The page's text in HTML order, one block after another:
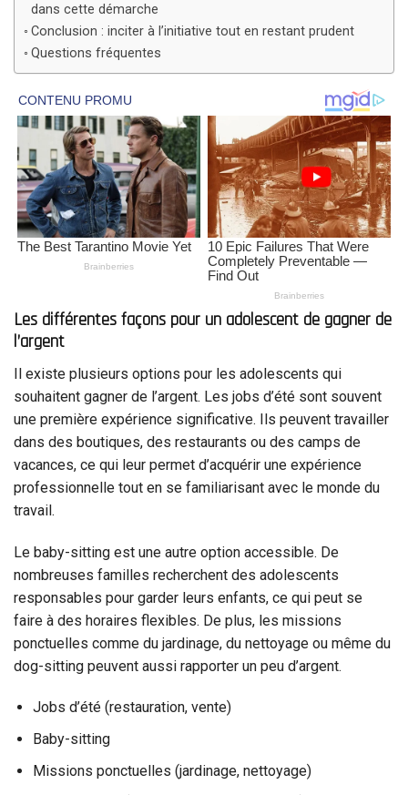
dans cette démarche
Conclusion : inciter à l’initiative tout en restant prudent
Questions fréquentes
Les différentes façons pour un adolescent de gagner de
l’argent
Il existe plusieurs options pour les adolescents qui
souhaitent gagner de l’argent. Les jobs d’été sont souvent
une première expérience significative. Ils peuvent travailler
dans des boutiques, des restaurants ou des camps de
vacances, ce qui leur permet d’acquérir une expérience
professionnelle tout en se familiarisant avec le monde du
travail.
Le baby-sitting est une autre option accessible. De
nombreuses familles recherchent des adolescents
responsables pour garder leurs enfants, ce qui peut se
faire à des horaires flexibles. De plus, les missions
ponctuelles comme du jardinage, du nettoyage ou même du
dog-sitting peuvent aussi rapporter un peu d’argent.
Jobs d’été (restauration, vente)
Baby-sitting
Missions ponctuelles (jardinage, nettoyage)